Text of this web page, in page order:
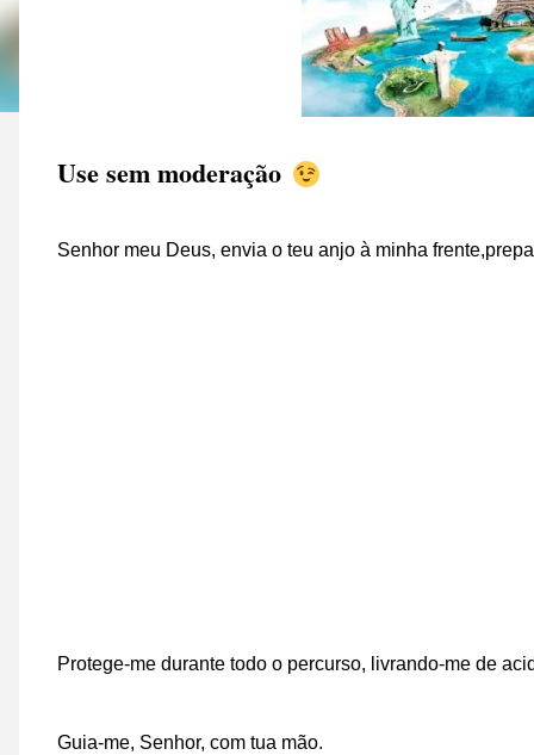
Use sem moderação
Senhor meu Deus, envia o teu anjo à minha
Protege-me durante todo o percurso, livrando-me de
Guia-me, Senhor, com tua mão.